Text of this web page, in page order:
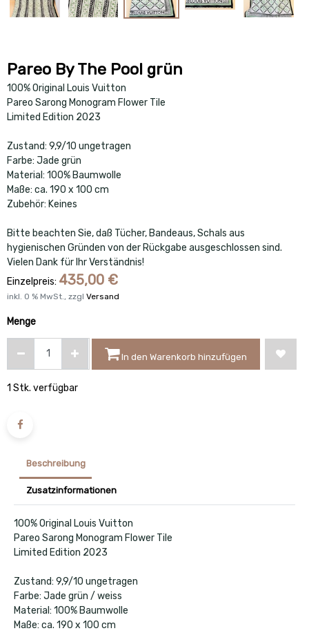
Pareo By The Pool grün
100% Original Louis Vuitton
Pareo Sarong Monogram Flower Tile
Limited Edition 2023
Zustand: 9,9/10 ungetragen
Farbe: Jade grün
Material: 100% Baumwolle
Maße: ca. 190 x 100 cm
Zubehör: Keines
Bitte beachten Sie, daß Tücher, Bandeaus, Schals aus
hygienischen Gründen von der Rückgabe ausgeschlossen sind.
Vielen Dank für Ihr Verständnis!
Einzelpreis: 435,00 €
inkl. 0 % MwSt., zzgl Versand
Menge
In den Warenkorb hinzufügen
1 Stk. verfügbar
Beschreibung
Zusatzinformationen
100% Original Louis Vuitton
Pareo Sarong Monogram Flower Tile
Limited Edition 2023
Zustand: 9,9/10 ungetragen
Farbe: Jade grün / weiss
Material: 100% Baumwolle
Maße: ca. 190 x 100 cm